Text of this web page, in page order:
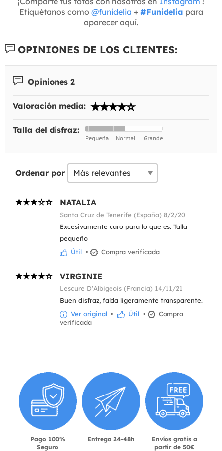
Etiquétanos como @funidelia + #Funidelia para
aparecer aquí.
OPINIONES DE LOS CLIENTES:
Opiniones 2
Valoración media:
Talla del disfraz:
Ordenar por
NATALIA
Santa Cruz de Tenerife (España) 8/2/20
Excesivamente caro para lo que es. Talla
pequeño
Útil • Compra verificada
VIRGINIE
Lescure D'Albigeois (Francia) 14/11/21
Buen disfraz, falda ligeramente transparente.
Ver original • Útil •
Compra
verificada
Pago 100%
Seguro
Entrega 24-48h
Envíos gratis a
partir de 50€